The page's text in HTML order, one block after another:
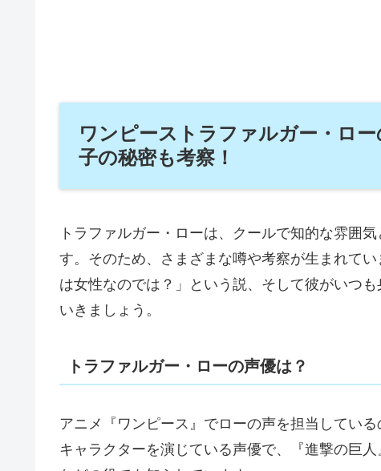
ワンピーストラファルガー・ロ
子の秘密も考察！
トラファルガー・ローは、 クールで知的な雰囲
す。そのため、さまざまな噂や考察が生まれて
は女性なのでは？」という説、そして彼がいつも
いきましょう。
トラファルガー・ローの声優は？
アニメ『ワンピース』でローの声を担当している
キャラクターを演じている声優で、『進撃の巨